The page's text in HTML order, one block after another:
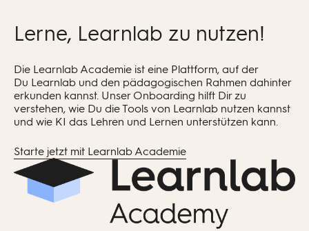
anfallen.
Lerne, Learnlab zu nutzen!
Die Learnlab Academie ist eine Plattform, auf der
Du Learnlab und den pädagogischen Rahmen dahinter
erkunden kannst. Unser Onboarding hilft Dir zu
verstehen, wie Du die Tools von Learnlab nutzen kannst
und wie KI das Lehren und Lernen unterstützen kann.
Starte jetzt mit Learnlab Academie